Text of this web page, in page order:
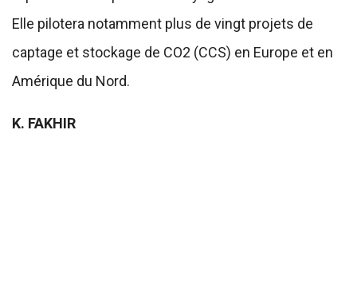
Elle pilotera notamment plus de vingt projets de
captage et stockage de CO2 (CCS) en Europe et en
Amérique du Nord.
K. FAKHIR